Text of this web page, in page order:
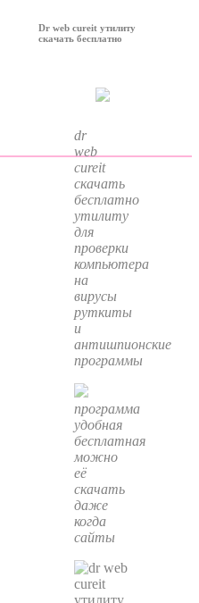
Dr web cureit утилиту
скачать бесплатно
dr
web
cureit
скачать
бесплатно
утилиту
для
проверки
компьютера
на
вирусы
руткиты
и
антишпионские
программы
программа
удобная
бесплатная
можно
её
скачать
даже
когда
сайты